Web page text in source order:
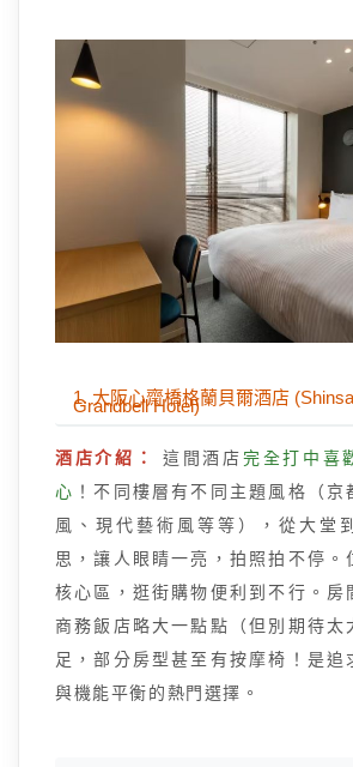
1. 大阪心齋橋格蘭貝爾酒店
Grandbell Hotel)
酒店介紹： 這間酒店完全打中喜
心 ！不同樓層有不同主題風格（京
風、現代藝術風等等），從大堂
思，讓人眼睛一亮，拍照拍不停。
核心區，逛街購物便利到不行。房
商務飯店略大一點點（但別期待太
足，部分房型甚至有按摩椅！是追
與機能平衡的熱門選擇。